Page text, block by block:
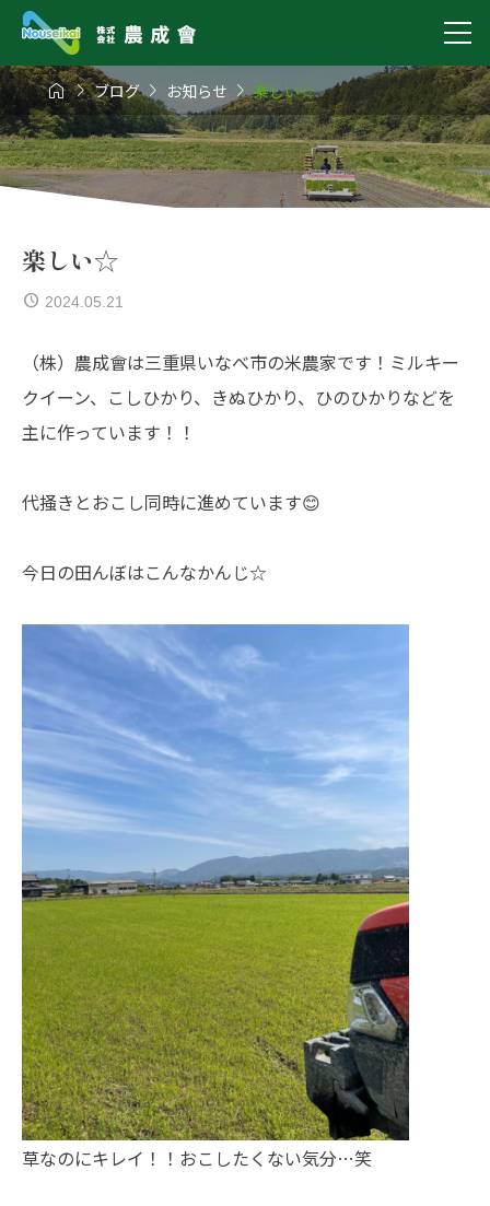
ブログ お知らせ 楽しい☆
楽しい☆
2024.05.21
（株）農成會は三重県いなべ市の米農家です！ミルキー
クイーン、こしひかり、きぬひかり、ひのひかりなどを
主に作っています！！
代掻きとおこし同時に進めています😊
今日の田んぼはこんなかんじ☆
草なのにキレイ！！おこしたくない気分…笑